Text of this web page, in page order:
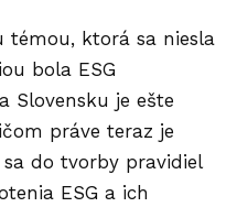
témou, ktorá sa niesla
bola ESG
Slovensku je ešte
práve teraz je
do tvorby pravidiel
ESG a ich